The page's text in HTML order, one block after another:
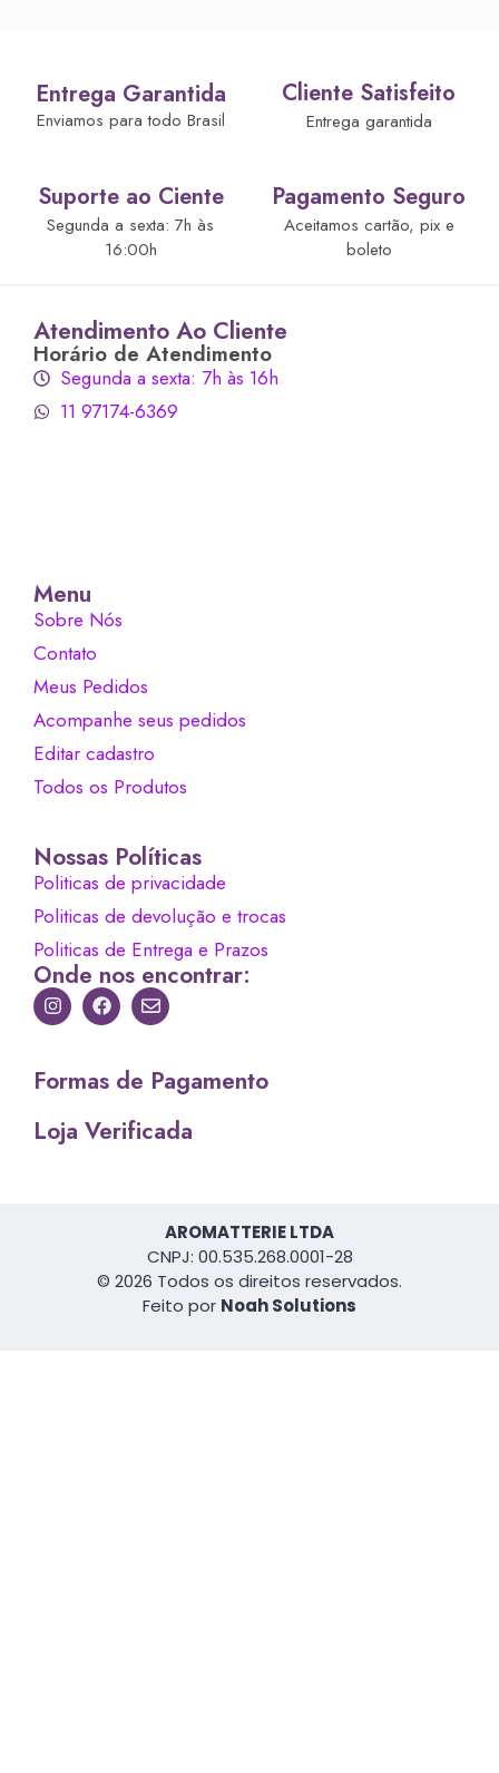
Entrega Garantida
Enviamos para todo Brasil
Cliente Satisfeito
Entrega garantida
Suporte ao Ciente
Segunda a sexta: 7h às
16:00h
Pagamento Seguro
Aceitamos cartão, pix e
boleto
Atendimento Ao Cliente
Horário de Atendimento
Segunda a sexta: 7h às 16h
11 97174-6369
Menu
Sobre Nós
Contato
Meus Pedidos
Acompanhe seus pedidos
Editar cadastro
Todos os Produtos
Nossas Políticas
Politicas de privacidade
Politicas de devolução e trocas
Politicas de Entrega e Prazos
Onde nos encontrar:
Formas de Pagamento
Loja Verificada
AROMATTERIE LTDA
CNPJ: 00.535.268.0001-28
© 2026 Todos os direitos reservados.
Feito por Noah Solutions